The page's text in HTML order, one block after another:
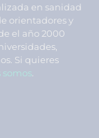
en sanidad
orientadores y
el año 2000
Si quieres
somos